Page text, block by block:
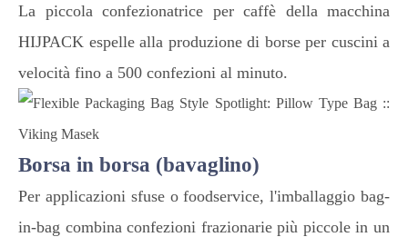
La piccola confezionatrice per caffè della macchina
HIJPACK espelle alla produzione di borse per cuscini a
velocità fino a 500 confezioni al minuto.
Borsa in borsa (bavaglino)
Per applicazioni sfuse o foodservice, l'imballaggio bag-
in-bag combina confezioni frazionarie più piccole in un